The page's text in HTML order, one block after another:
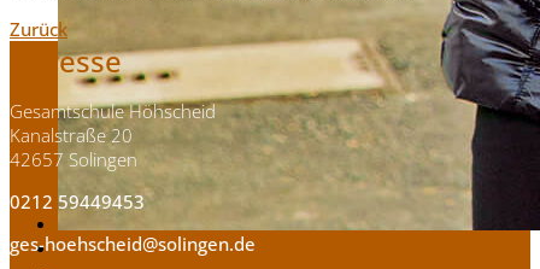
Zurück
Adresse
Gesamtschule Höhscheid
Kanalstraße 20
42657 Solingen
0212 59449453
ges-hoehscheid@solingen.de